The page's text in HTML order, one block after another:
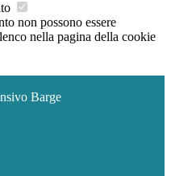
non possono essere
nella pagina della cookie
Barge